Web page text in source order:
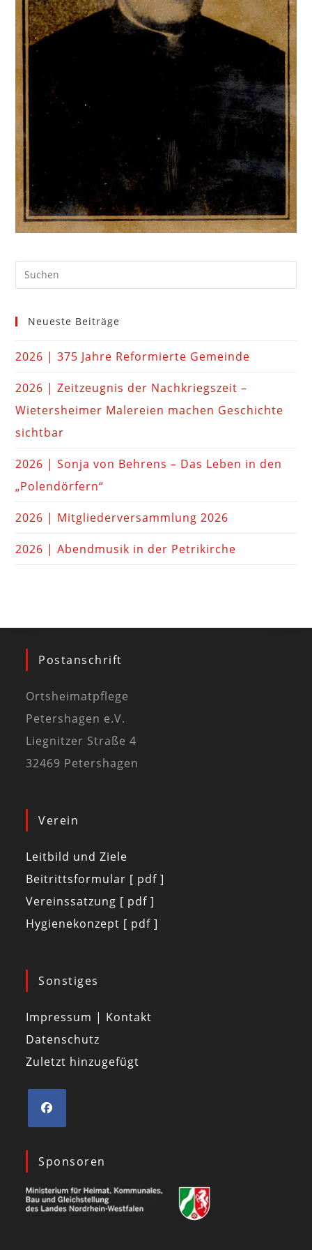
Neueste Beiträge
2026 | 375 Jahre Reformierte Gemeinde
2026 | Zeitzeugnis der Nachkriegszeit –
Wietersheimer Malereien machen Geschichte
sichtbar
2026 | Sonja von Behrens – Das Leben in den
„Polendörfern“
2026 | Mitgliederversammlung 2026
2026 | Abendmusik in der Petrikirche
Postanschrift
Ortsheimatpflege
Petershagen e.V.
Liegnitzer Straße 4
32469 Petershagen
Verein
Leitbild und Ziele
Beitrittsformular [ pdf ]
Vereinssatzung [ pdf ]
Hygienekonzept [ pdf ]
Sonstiges
Impressum | Kontakt
Datenschutz
Zuletzt hinzugefügt
Sponsoren